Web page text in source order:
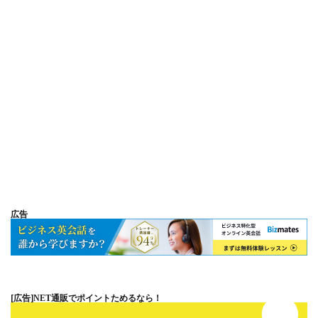
広告
[広告]NET通販でポイントためるなら！